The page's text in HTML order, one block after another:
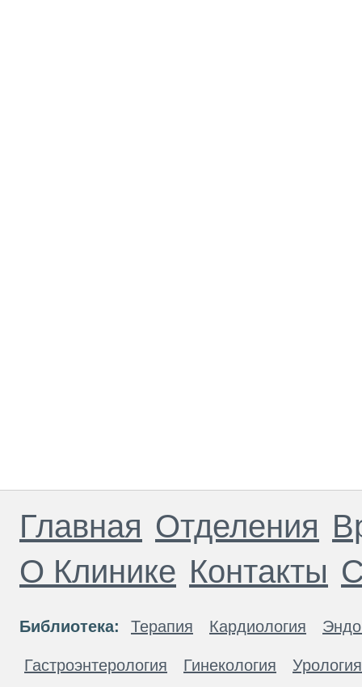
Главная Отделения
О Клинике Контакты
Библиотека: Терапия Кардиология
Гастроэнтерология Гинекология Урология